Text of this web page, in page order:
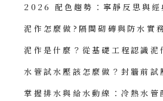
2026 配色趨勢：寧靜反思與經
泥作怎麼做?隔間砌磚與防水實
泥作是什麼？從基礎工程認識泥
水管試水壓該怎麼做？封牆前試
掌握排水與給水動線：冷熱水管